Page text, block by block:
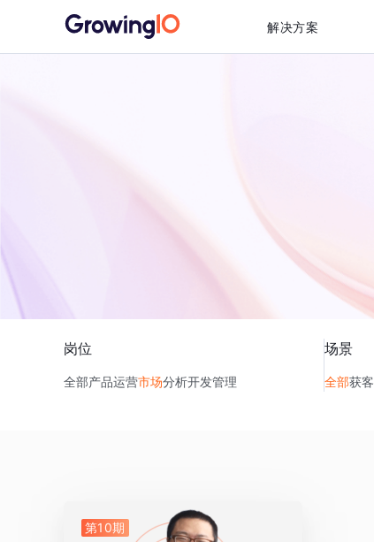
解决方案
岗位
全部产品运营市场分析开发管理
场景
全部获客
第10期